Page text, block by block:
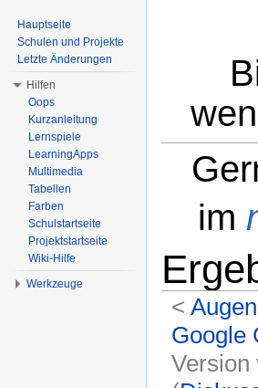
im
<
Google
Version
Hauptseite
Schulen und Projekte
Letzte Änderungen
Hilfen
Oops
Kurzanleitung
Lernspiele
LearningApps
Multimedia
Tabellen
Farben
Schulstartseite
Projektstartseite
Wiki-Hilfe
Werkzeuge